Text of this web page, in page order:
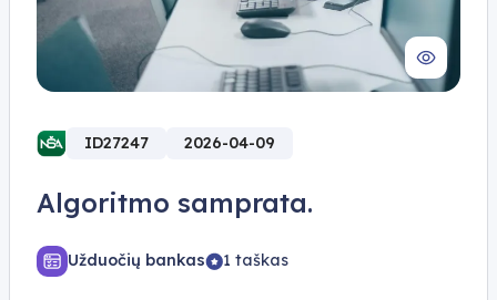
ID27247 2026-04-09
Algoritmo samprata.
Užduočių bankas 1 taškas